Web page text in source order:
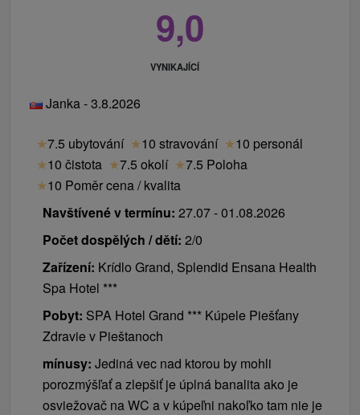
9,0
VYNIKAJÍCÍ
Janka - 3.8.2026
★7.5 ubytování ★10 stravování ★10 personál
★10 čistota ★7.5 okolí ★7.5 Poloha
★10 Poměr cena / kvalita
Navštívené v termínu: 27.07 - 01.08.2026
Počet dospělých / dětí: 2/0
Zařízení: Krídlo Grand, Splendid Ensana Health
Spa Hotel ***
Pobyt: SPA Hotel Grand *** Kúpele Piešťany
Zdravie v Pieštanoch
mínusy: Jediná vec nad ktorou by mohli
porozmýšľať a zlepšiť je úplná banalita ako je
osviežovač na WC a v kúpeľni nakoľko tam nie je